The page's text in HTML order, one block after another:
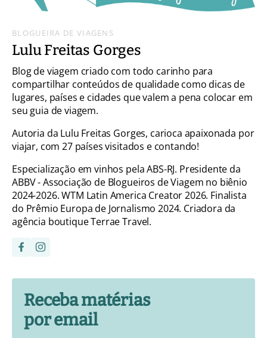
BLOGUEIRA DE VIAGENS
Lulu Freitas Gorges
Blog de viagem criado com todo carinho para
compartilhar conteúdos de qualidade como dicas de
lugares, países e cidades que valem a pena colocar em
seu guia de viagem.
Autoria da Lulu Freitas Gorges, carioca apaixonada por
viajar, com 27 países visitados e contando!
Especialização em vinhos pela ABS-RJ. Presidente da
ABBV - Associação de Blogueiros de Viagem no biênio
2024-2026. WTM Latin America Creator 2026. Finalista
do Prêmio Europa de Jornalismo 2024. Criadora da
agência boutique Terrae Travel.
Receba matérias
por email